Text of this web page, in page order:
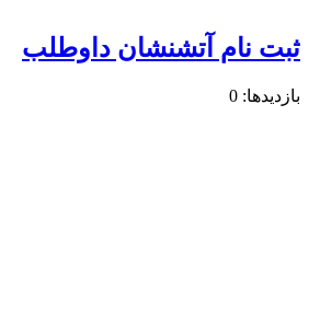
ثبت نام آتشنشان داوطلب
بازدیدها: 0